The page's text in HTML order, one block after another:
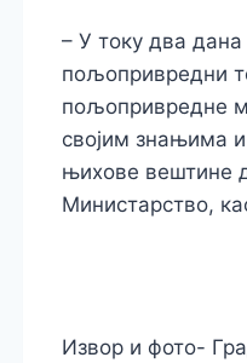
– У току два
пољопривредни
пољопривредне
својим знањима
њихове вештине
Министарство,
Извор и фото-